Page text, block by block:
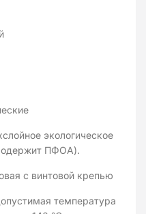
экологическое
ПФОА).
с винтовой крепью
температура